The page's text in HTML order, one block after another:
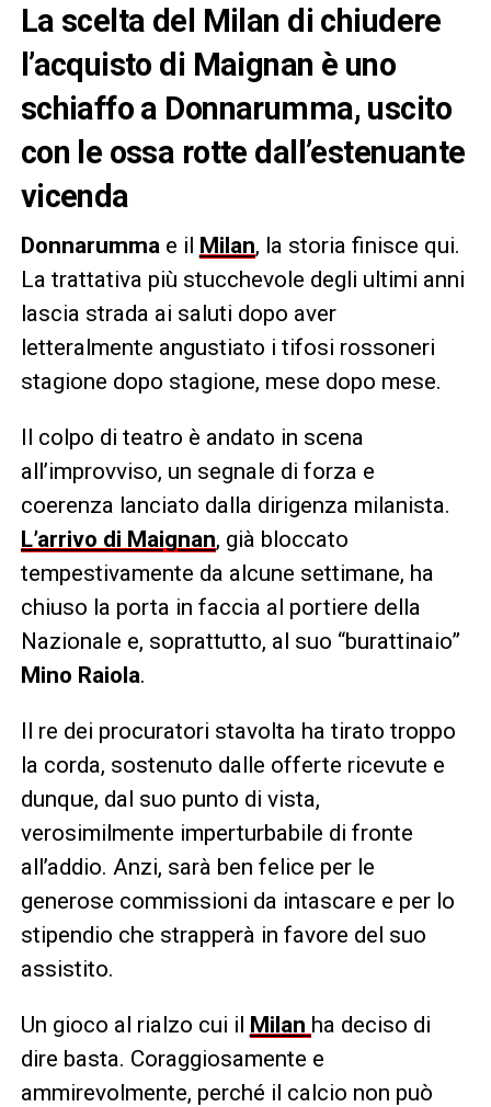
La scelta del Milan di chiudere
l’acquisto di Maignan è uno
schiaffo a Donnarumma, uscito
con le ossa rotte dall’estenuante
vicenda
Donnarumma e il Milan, la storia finisce qui.
La trattativa più stucchevole degli ultimi anni
lascia strada ai saluti dopo aver
letteralmente angustiato i tifosi rossoneri
stagione dopo stagione, mese dopo mese.
Il colpo di teatro è andato in scena
all’improvviso, un segnale di forza e
coerenza lanciato dalla dirigenza milanista.
L’arrivo di Maignan, già bloccato
tempestivamente da alcune settimane, ha
chiuso la porta in faccia al portiere della
Nazionale e, soprattutto, al suo “burattinaio”
Mino Raiola.
Il re dei procuratori stavolta ha tirato troppo
la corda, sostenuto dalle offerte ricevute e
dunque, dal suo punto di vista,
verosimilmente imperturbabile di fronte
all’addio. Anzi, sarà ben felice per le
generose commissioni da intascare e per lo
stipendio che strapperà in favore del suo
assistito.
Un gioco al rialzo cui il Milan ha deciso di
dire basta. Coraggiosamente e
ammirevolmente, perché il calcio non può